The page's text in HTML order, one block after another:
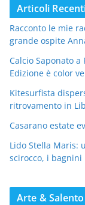
Articoli
Racconto le mie
grande ospite
Calcio Saponato a
Edizione è color
Kitesurfista
ritrovamento in
Casarano estate
Lido Stella Maris:
scirocco, i bagnini
Arte & Salento